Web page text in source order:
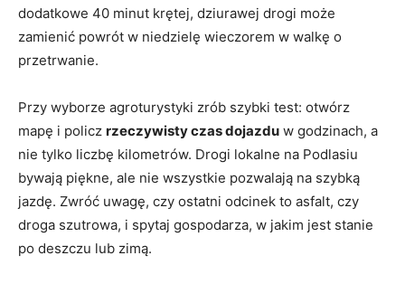
dodatkowe 40 minut krętej, dziurawej drogi może
zamienić powrót w niedzielę wieczorem w walkę o
przetrwanie.
Przy wyborze agroturystyki zrób szybki test: otwórz
mapę i policz rzeczywisty czas dojazdu w godzinach, a
nie tylko liczbę kilometrów. Drogi lokalne na Podlasiu
bywają piękne, ale nie wszystkie pozwalają na szybką
jazdę. Zwróć uwagę, czy ostatni odcinek to asfalt, czy
droga szutrowa, i spytaj gospodarza, w jakim jest stanie
po deszczu lub zimą.